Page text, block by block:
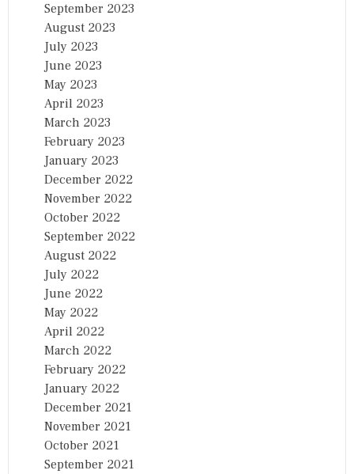
September 2023
August 2023
July 2023
June 2023
May 2023
April 2023
March 2023
February 2023
January 2023
December 2022
November 2022
October 2022
September 2022
August 2022
July 2022
June 2022
May 2022
April 2022
March 2022
February 2022
January 2022
December 2021
November 2021
October 2021
September 2021